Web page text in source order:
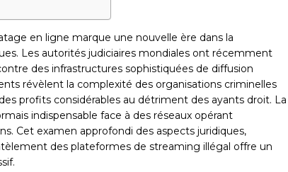
en ligne marque une nouvelle ère dans la
Les autorités judiciaires mondiales ont récemment
des infrastructures sophistiquées de diffusion
révèlent la complexité des organisations criminelles
profits considérables au détriment des ayants droit. La
indispensable face à des réseaux opérant
Cet examen approfondi des aspects juridiques,
des plateformes de streaming illégal offre un